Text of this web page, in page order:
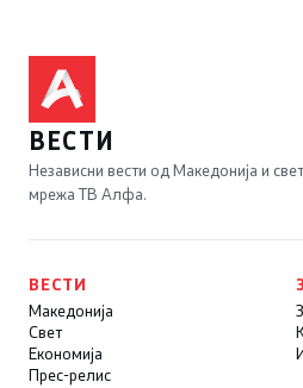
ВЕСТИ
Независни вести од Македонија и
мрежа ТВ Алфа.
ВЕСТИ
Македонија
Свет
Економија
Прес-релис